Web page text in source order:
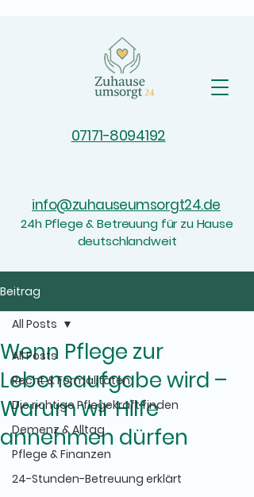
07171-8094192
info@zuhauseumsorgt24.de
24h Pflege & Betreuung für zu Hause
deutschlandweit
Beitrag
All Posts
Recht & Formalitäten
Die richtige Pflegekraft finden
Demenz & Alltag
Pflege & Finanzen
24-Stunden-Betreuung erklärt
All Posts
Wenn Pflege zur
Lebensaufgabe wird –
Warum wir Hilfe
annehmen dürfen